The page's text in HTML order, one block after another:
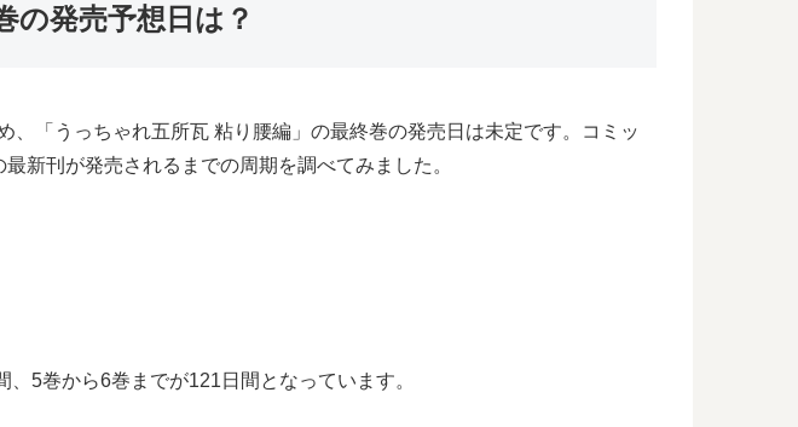
の発売予想日は？
「うっちゃれ五所瓦 粘り腰編」の最終巻の発売日は未定です。コミッ
新刊が発売されるまでの周期を調べてみました。
5巻から6巻までが121日間となっています。